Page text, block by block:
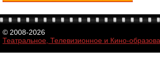
© 2008-2026
Театральное, Телевизионное и Кино-